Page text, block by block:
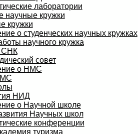
лаборатории
научные кружки
кружки
о студенческих научных кружках
научного кружка
СНК
совет
о НМС
НИД
о Научной школе
Научных школ
конференции
туризма